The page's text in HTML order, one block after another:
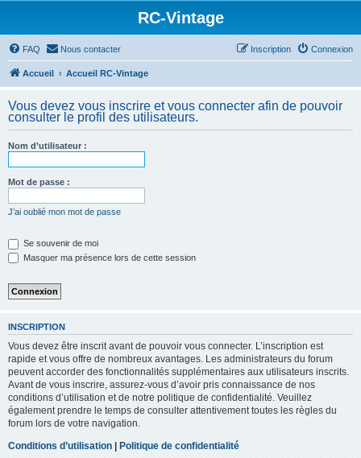
RC-Vintage
FAQ Nous contacter Connexion
Inscription
Accueil Accueil RC-Vintage
Vous devez vous inscrire et vous connecter afin de pouvoir
consulter le profil des utilisateurs.
Nom d’utilisateur :
Mot de passe :
J’ai oublié mon mot de passe
Se souvenir de moi
Masquer ma présence lors de cette session
INSCRIPTION
Vous devez être inscrit avant de pouvoir vous connecter. L’inscription est
rapide et vous offre de nombreux avantages. Les administrateurs du forum
peuvent accorder des fonctionnalités supplémentaires aux utilisateurs inscrits.
Avant de vous inscrire, assurez-vous d’avoir pris connaissance de nos
conditions d’utilisation et de notre politique de confidentialité. Veuillez
également prendre le temps de consulter attentivement toutes les règles du
forum lors de votre navigation.
Conditions d’utilisation | Politique de confidentialité